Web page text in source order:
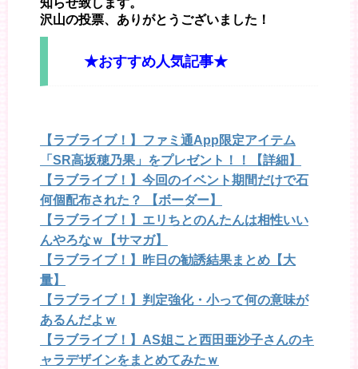
知らせ致します。
沢山の投票、ありがとうございました！
★おすすめ人気記事★
【ラブライブ！】ファミ通App限定アイテム
「SR高坂穂乃果」をプレゼント！！【詳細】
【ラブライブ！】今回のイベント期間だけで石
何個配布された？ 【ボーダー】
【ラブライブ！】エリちとのんたんは相性いい
んやろなｗ【サマガ】
【ラブライブ！】昨日の勧誘結果まとめ【大
量】
【ラブライブ！】判定強化・小って何の意味が
あるんだよｗ
【ラブライブ！】AS姐こと西田亜沙子さんのキ
ャラデザインをまとめてみたｗ